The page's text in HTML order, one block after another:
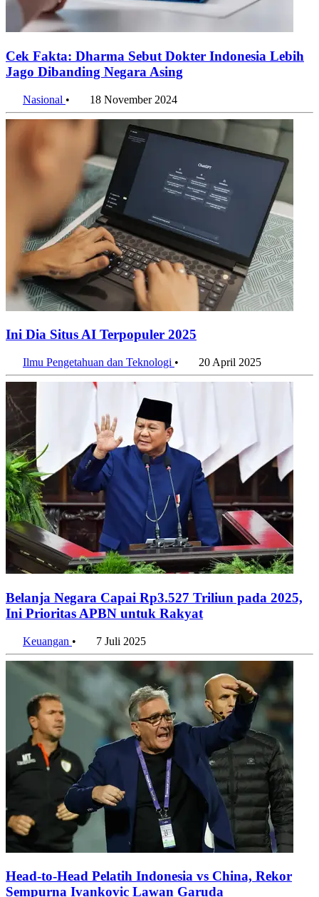
Cek Fakta: Dharma Sebut Dokter Indonesia Lebih
Nasional• 18 November 2024
Ilmu Pengetahuan dan Teknologi• 20 April 2025
Belanja Negara Capai Rp3.527 Triliun pada 2025,
Ini Prioritas APBN untuk Rakyat
Keuangan• 7 Juli 2025
Head-to-Head Pelatih Indonesia vs China, Rekor